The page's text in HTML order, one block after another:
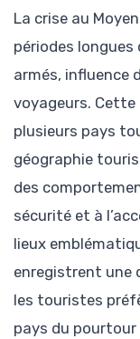
La crise au
périodes
armés, influence
voyageurs.
plusieurs pays
géographie
des
sécurité et à
lieux
enregistrent une
les touristes
pays du